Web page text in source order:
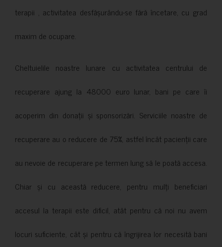
terapii , activitatea desfășurându-se fără încetare, cu grad
maxim de ocupare.
Cheltuielile noastre lunare cu activitatea centrului de
recuperare ajung la 48000 euro lunar, bani pe care îi
acoperim din donații și sponsorizări. Serviciile noastre de
recuperare au o reducere de 75%, astfel încât pacienții care
au nevoie de recuperare pe termen lung să le poată accesa.
Chiar și cu această reducere, pentru mulți beneficiari
accesul la terapii este dificil, atât pentru că noi nu avem
locuri suficiente, cât și pentru că îngrijirea lor necesită bani